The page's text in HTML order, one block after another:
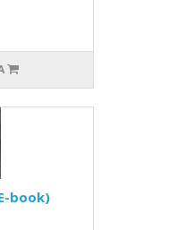
book)